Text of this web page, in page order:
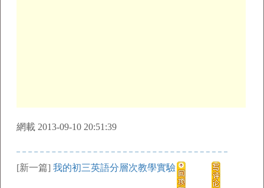
網載 2013-09-10 20:51:39
[新一篇] 我的初三英語分層次教學實驗